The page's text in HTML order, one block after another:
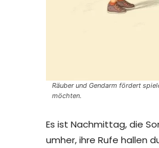
Räuber und Gendarm fördert
möchten.
Es ist Nachmittag, die
umher, ihre Rufe hallen